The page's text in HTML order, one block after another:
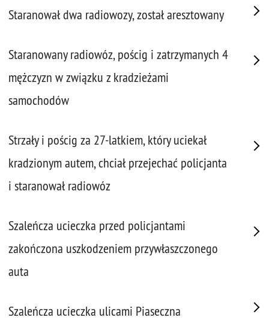
Staranował dwa radiowozy, został aresztowany
Staranowany radiowóz, pościg i zatrzymanych 4
mężczyzn w związku z kradzieżami
samochodów
Strzały i pościg za 27-latkiem, który uciekał
kradzionym autem, chciał przejechać policjanta
i staranował radiowóz
Szaleńcza ucieczka przed policjantami
zakończona uszkodzeniem przywłaszczonego
auta
Szaleńcza ucieczka ulicami Piaseczna